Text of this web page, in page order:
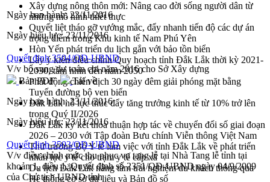
Xây dựng nông thôn mới: Nâng cao đời sống người dân từ
những mô hình thiết thực
Quyết liệt tháo gỡ vướng mắc, đẩy nhanh tiến độ các dự án
trọng điểm trong Khu kinh tế Nam Phú Yên
Hòn Yến phát triển du lịch gắn với bảo tồn biển
Lấy ý kiến điều chỉnh Quy hoạch tỉnh Đắk Lắk thời kỳ 2021-
2030, tầm nhìn đến năm 2050
Phát động chiến dịch 30 ngày đêm giải phóng mặt bằng
Tuyến đường bộ ven biển
Đắk Lắk nỗ lực thúc đẩy tăng trưởng kinh tế từ 10% trở lên
trong Quý II/2026
Đắk Lắk ký kết thỏa thuận hợp tác về chuyển đổi số giai đoạn
2026 – 2030 với Tập đoàn Bưu chính Viễn thông Việt Nam
Thứ trưởng Bộ Y tế làm việc với tỉnh Đắk Lắk về phát triển
nhân lực y tế cho trạm y tế cấp xã
Du lịch Đắk Lắk nâng tầm trải nghiệm du khách thông qua
Hệ thống cơ sở dữ liệu và Bản đồ số
Ngày ban hành:23/11/2016
Ngày hiệu lực:23/11/2016
Quyết định 3504/QĐ-UBND
V/v bổ sung dự toán chi năm 2016 cho Sở Xây dựng
Bản PDF
Tải về
Ngày ban hành:23/11/2016
Ngày hiệu lực:23/11/2016
Quyết định 3503/QĐ-UBND
V/v điều chỉnh mức thu phục vụ tang lễ tại Nhà Tang lễ tỉnh tại
khoản 1, điều 1, Quyết định số 2351/QĐ-UBND ngày 04/9/2009
của Chủ tịch UBND tỉnh